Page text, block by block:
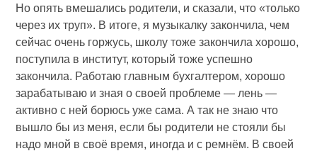
Но опять вмешались родители, и сказали, что «только
через их труп». В итоге, я музыкалку закончила, чем
сейчас очень горжусь, школу тоже закончила хорошо,
поступила в институт, который тоже успешно
закончила. Работаю главным бухгалтером, хорошо
зарабатываю и зная о своей проблеме — лень —
активно с ней борюсь уже сама. А так не знаю что
вышло бы из меня, если бы родители не стояли бы
надо мной в своё время, иногда и с ремнём. В своей